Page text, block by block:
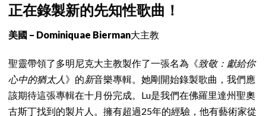
正在錄製新的先知性歌曲！
美國 – Dominiquae Bierman大主教
聖靈帶領了多明尼克大主教製作了一張名為《致敬：獻給你
心中的猶太人 》的新音樂專輯。她剛開始錄製歌曲，我們應
該期待這張專輯在十月份完成。Lu是我們在佛羅里達州聖奧
古斯丁找到的製片人。擁有超過25年的經驗，他有藝術家從